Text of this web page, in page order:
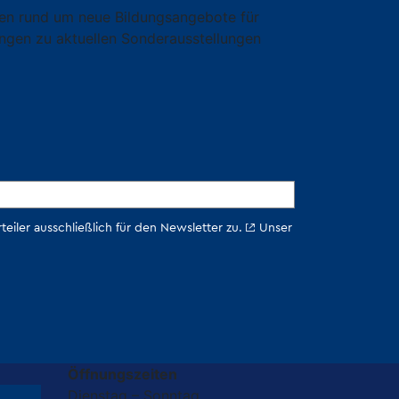
rund um neue Bildungsangebote für
zu aktuellen Sonderausstellungen
Öffnungszeiten
Dienstag – Sonntag